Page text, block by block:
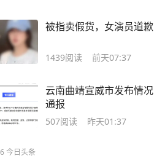
被指卖假货，女演员道歉
1439阅读 前天07:37
云南曲靖宣威市发布情况
通报
507阅读 昨天01:37
今日头条